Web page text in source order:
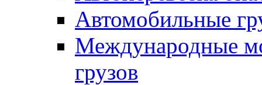
Автомобильные
Международные
грузов